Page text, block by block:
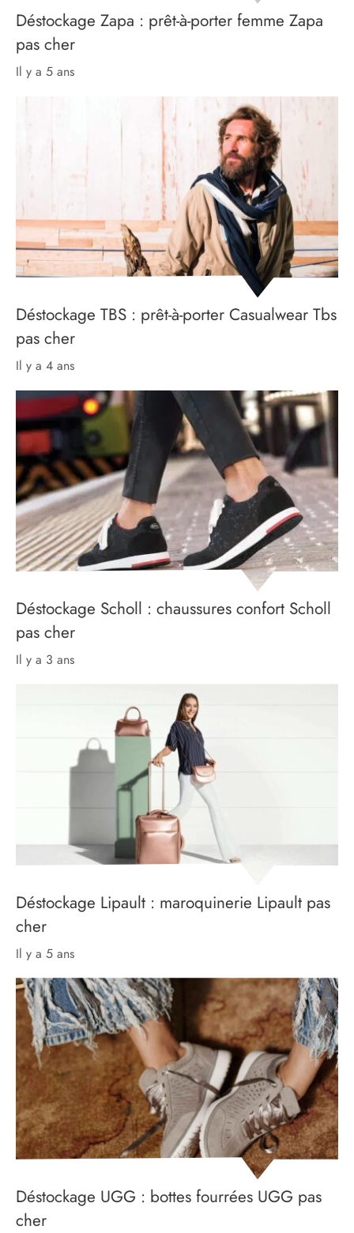
Déstockage Zapa : prêt-à-porter femme Zapa
pas cher
il y a 5 ans
Déstockage TBS : prêt-à-porter Casualwear Tbs
pas cher
il y a 4 ans
Déstockage Scholl : chaussures confort Scholl
pas cher
il y a 3 ans
Déstockage Lipault : maroquinerie Lipault pas
cher
il y a 5 ans
Déstockage UGG : bottes fourrées UGG pas
cher